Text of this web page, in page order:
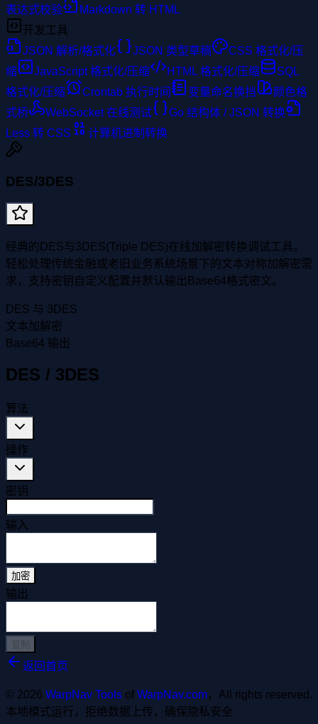
表达式校验
Markdown 转 HTML
开发工具
JSON 解析/格式化
JSON 类型草稿
CSS 格式化/压
缩
JavaScript 格式化/压缩 HTML 格式化/压缩
SQL
格式化/压缩
Crontab 执行时间 变量命名换挡
颜色格
式桥
WebSocket 在线测试
Go 结构体 / JSON 转换
Less 转 CSS
计算机进制转换
DES/3DES
经典的DES与3DES(Triple DES)在线加解密转换调试工具。
轻松处理传统金融或老旧业务系统场景下的文本对称加解密需
求，支持密钥自定义配置并默认输出Base64格式密文。
DES 与 3DES
文本加解密
Base64 输出
DES / 3DES
算法
操作
密钥
输入
加密
输出
复制
返回首页
© 2026 WarpNav Tools of WarpNav.com，All rights reserved.
本地模式运行，拒绝数据上传，确保隐私安全